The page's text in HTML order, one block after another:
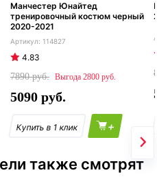
Манчестер Юнайтед
тренировочный костюм черный
2020-2021
114827
4.83
7890
2800
5090
+
также смотрят